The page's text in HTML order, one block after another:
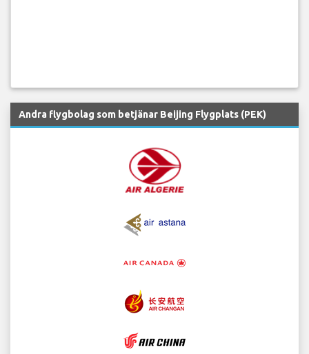
Andra flygbolag som betjänar Beijing Flygplats (PEK)